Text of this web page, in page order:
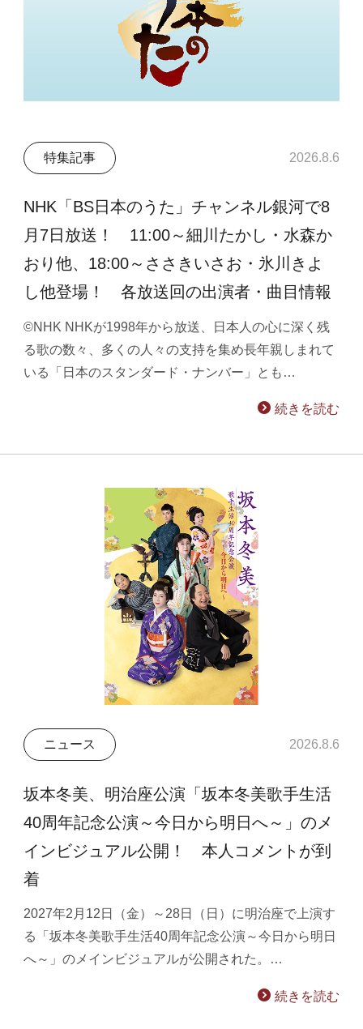
特集記事 2026.8.6
NHK「BS日本のうた」チャンネル銀河で8
月7日放送！ 11:00～細川たかし・水森か
おり他、18:00～ささきいさお・氷川きよ
し他登場！ 各放送回の出演者・曲目情報
©NHK NHKが1998年から放送、日本人の心に深く残
る歌の数々、多くの人々の支持を集め長年親しまれて
いる「日本のスタンダード・ナンバー」とも…
続きを読む
ニュース 2026.8.6
坂本冬美、明治座公演「坂本冬美歌手生活
40周年記念公演～今日から明日へ～」のメ
インビジュアル公開！ 本人コメントが到
着
2027年2月12日（金）～28日（日）に明治座で上演す
る「坂本冬美歌手生活40周年記念公演～今日から明日
へ～」のメインビジュアルが公開された。…
続きを読む